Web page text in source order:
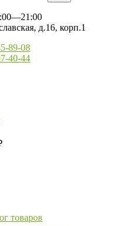
д.16, корп.1
89-08
40-44
товаров